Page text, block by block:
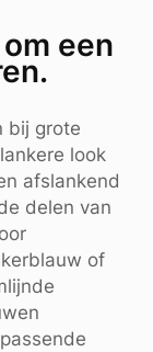
een
bij grote
look
afslankend
delen van
of